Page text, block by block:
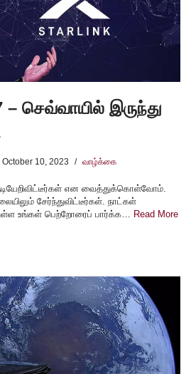
செவ்வாயில் இருந்து
October 10, 2023 வாழ்க்கை
என வைத்துக்கொள்வோம்.
சேர்ந்துவிட்டீர்கள். நாட்கள்
உள்ள உங்கள் பெற்றோரைப் பார்க்க… Read More